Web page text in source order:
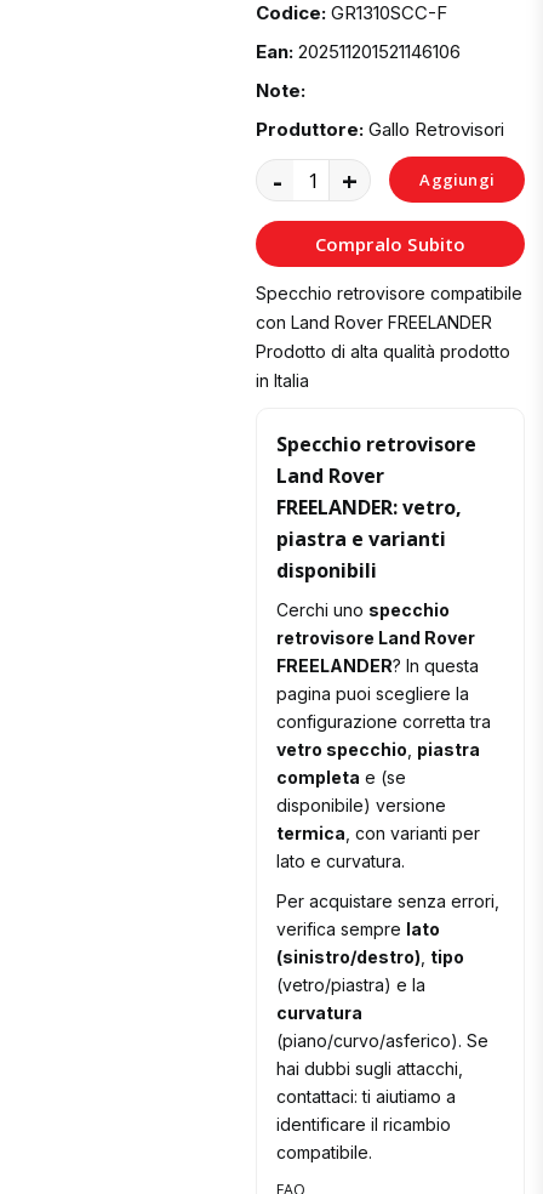
Codice: GR1310SCC-F
Ean: 202511201521146106
Note:
Produttore: Gallo Retrovisori
- + Aggiungi
al
Carrello
Compralo Subito
Specchio retrovisore compatibile
con Land Rover FREELANDER
Prodotto di alta qualità prodotto
in Italia
Specchio retrovisore
Land Rover
FREELANDER: vetro,
piastra e varianti
disponibili
Cerchi uno specchio
retrovisore Land Rover
FREELANDER? In questa
pagina puoi scegliere la
configurazione corretta tra
vetro specchio piastra
completa e (se
disponibile) versione
termica , con varianti per
lato e curvatura.
Per acquistare senza errori,
verifica sempre lato
(sinistro/destro) tipo
(vetro/piastra) e la
curvatura
(piano/curvo/asferico). Se
hai dubbi sugli attacchi,
contattaci: ti aiutiamo a
identificare il ricambio
compatibile.